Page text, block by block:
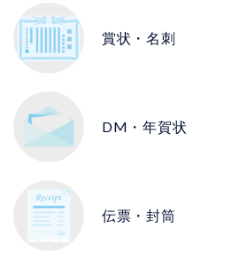
賞状・名刺
DM・年賀状
伝票・封筒